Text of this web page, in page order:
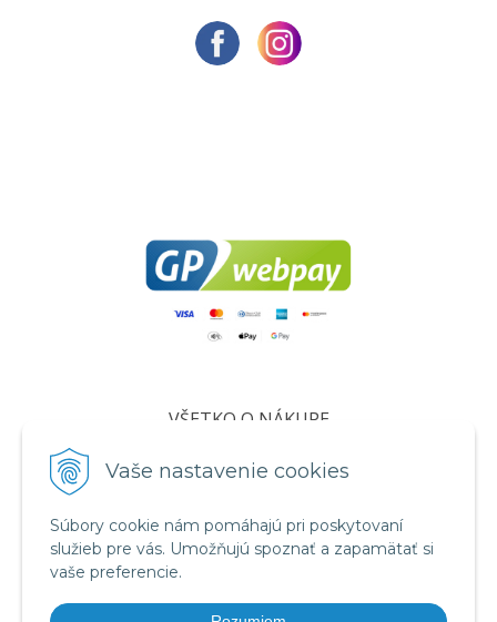
Vaše nastavenie cookies
Súbory cookie nám pomáhajú pri poskytovaní
služieb pre vás. Umožňujú spoznať a zapamätať si
vaše preferencie.
VŠETKO O NÁKUPE
Certifikáty
Ochrana osobných údajov
Informácie o cookies